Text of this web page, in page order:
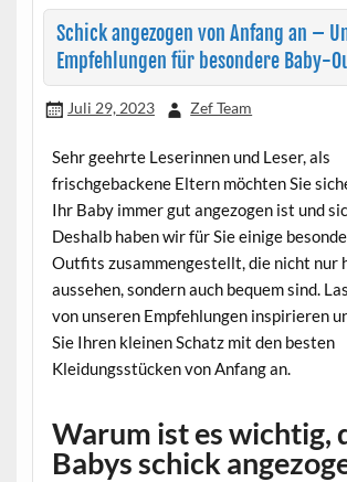
Schick angezogen von Anfang an –
Empfehlungen für besondere Baby-
Juli 29, 2023 Zef Team
Sehr geehrte Leserinnen und Leser, als
frischgebackene Eltern möchten Sie
Ihr Baby immer gut angezogen ist und
Deshalb haben wir für Sie einige
Outfits zusammengestellt, die nicht nur
aussehen, sondern auch bequem sind.
von unseren Empfehlungen inspirieren
Sie Ihren kleinen Schatz mit den besten
Kleidungsstücken von Anfang an.
Warum ist es wichtig,
Babys schick